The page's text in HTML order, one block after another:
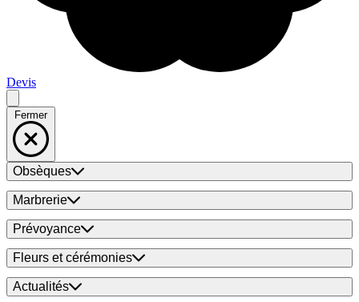
Devis
Fermer
Obsèques
Marbrerie
Prévoyance
Fleurs et cérémonies
Actualités